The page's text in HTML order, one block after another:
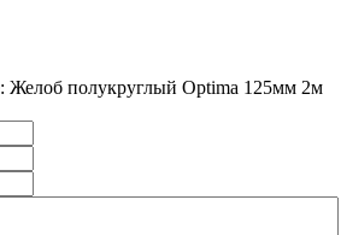
Желоб полукруглый Optima 125мм 2м